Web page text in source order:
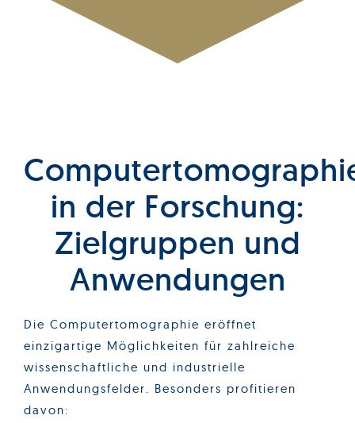
in der Forschung:
Zielgruppen und
Anwendungen
Die Computertomographie eröffnet
einzigartige Möglichkeiten für zahlreiche
wissenschaftliche und industrielle
Anwendungsfelder. Besonders profitieren
davon: